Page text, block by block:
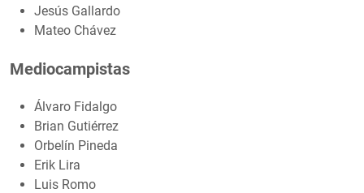
Jesús Gallardo
Mateo Chávez
Mediocampistas
Álvaro Fidalgo
Brian Gutiérrez
Orbelín Pineda
Erik Lira
Luis Romo